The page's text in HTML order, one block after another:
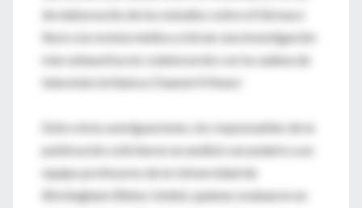
de elaboración de los estudios sobre el fármaco
llevó a la revista médica a iniciar una investigación
más exhaustiva en colaboración con la cadena de
televisión británica Channel 4 News'.
Entre otras averiguaciones, los responsables de la
publicación solicitaron un análisis secundario a un
equipo profesores de la Universidad de
Birmingham (Reino Unido), quienes evaluaron un